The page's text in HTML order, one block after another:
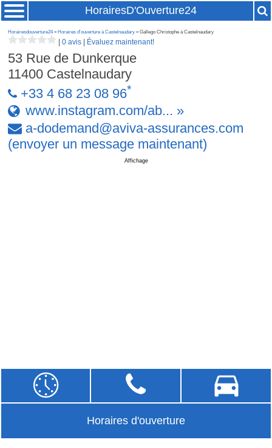
HorairesD'Ouverture24
Horairesdouverture24» Horaires d'ouverture à Castelnaudary » Gallego Christophe à Castelnaudary
|0 avis Évaluez maintenant!
53 Rue de Dunkerque
11400 Castelnaudary
+33 4 68 23 08 96*
www.instagram.com/ab... »
a-dodemand@aviva-assurances.com
(envoyer un message maintenant)
Affichage
Horaires d'ouverture